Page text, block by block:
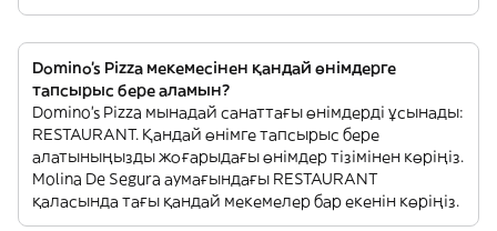
Domino's Pizza мекемесінен қандай өнімдерге
тапсырыс бере аламын?
Domino's Pizza мынадай санаттағы өнімдерді ұсынады:
RESTAURANT. Қандай өнімге тапсырыс бере
алатыныңызды жоғарыдағы өнімдер тізімінен көріңіз.
Molina De Segura аумағындағы RESTAURANT
қаласында тағы қандай мекемелер бар екенін көріңіз.